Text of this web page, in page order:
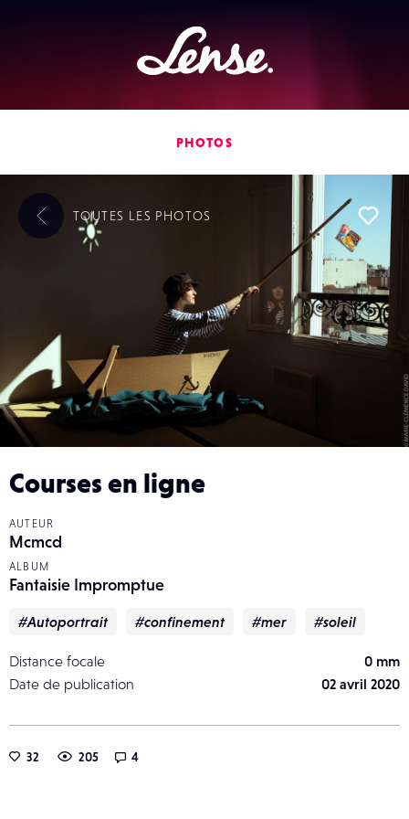
Lense
PHOTOS
Courses en ligne
AUTEUR
Mcmcd
ALBUM
Fantaisie Impromptue
#Autoportrait #confinement #mer #soleil
Distance focale
0 mm
Date de publication
02 avril 2020
32 205 4
TOUTES LES PHOTOS